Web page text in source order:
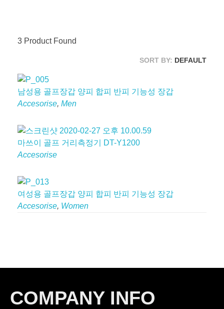
3 Product Found
SORT BY: DEFAULT
남성용 골프장갑 양피 합피 반피 기능성 장갑
Accesorise, Men
마쓰이 골프 거리측정기 DT-Y1200
Accesorise
여성용 골프장갑 양피 합피 반피 기능성 장갑
Accesorise, Women
COMPANY INFO